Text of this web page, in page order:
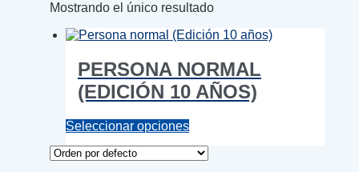
Mostrando el único resultado
PERSONA NORMAL
(EDICIÓN 10 AÑOS)
Seleccionar opcionesEste
tiene